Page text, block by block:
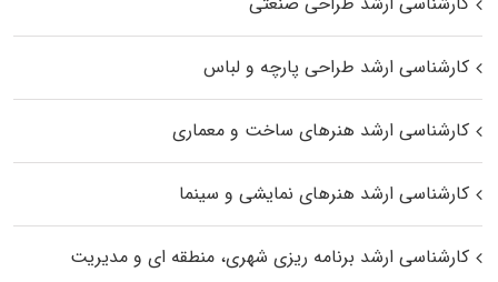
کارشناسی ارشد طراحی پارچه و لباس
کارشناسی ارشد هنرهای ساخت و معماری
کارشناسی ارشد هنرهای نمایشی و سینما
کارشناسی ارشد برنامه ریزی شهری، منطقه‌ ای و مدیریت